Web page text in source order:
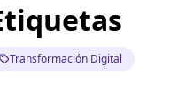
Transformación Digital